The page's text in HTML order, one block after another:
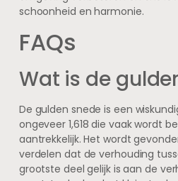
schoonheid en harmonie.
FAQs
Wat is de
De gulden snede is een
ongeveer 1,618 die vaak wordt
aantrekkelijk. Het wordt
verdelen dat de verhouding
grootste deel gelijk is aan de